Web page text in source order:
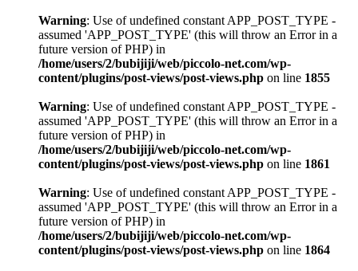
Warning: Use of undefined constant APP_POST_TYPE -
assumed 'APP_POST_TYPE' (this will throw an Error in a
future version of PHP) in
/home/users/2/bubijiji/web/piccolo-net.com/wp-
content/plugins/post-views/post-views.php on line 1855
Warning: Use of undefined constant APP_POST_TYPE -
assumed 'APP_POST_TYPE' (this will throw an Error in a
future version of PHP) in
/home/users/2/bubijiji/web/piccolo-net.com/wp-
content/plugins/post-views/post-views.php on line 1861
Warning: Use of undefined constant APP_POST_TYPE -
assumed 'APP_POST_TYPE' (this will throw an Error in a
future version of PHP) in
/home/users/2/bubijiji/web/piccolo-net.com/wp-
content/plugins/post-views/post-views.php on line 1864